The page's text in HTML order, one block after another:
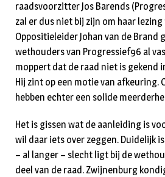
raadsvoorzitter Jos Barends
zal er dus niet bij zijn om haar lezing
Oppositieleider Johan van de Brand
wethouders van Progressief96 al
moppert dat de raad niet is gekend
Hij zint op een motie van afkeuring.
hebben echter een solide
Het is gissen wat de aanleiding is
wil daar iets over zeggen. Duidelijk
– al langer – slecht ligt bij de
deel van de raad. Zwijnenburg